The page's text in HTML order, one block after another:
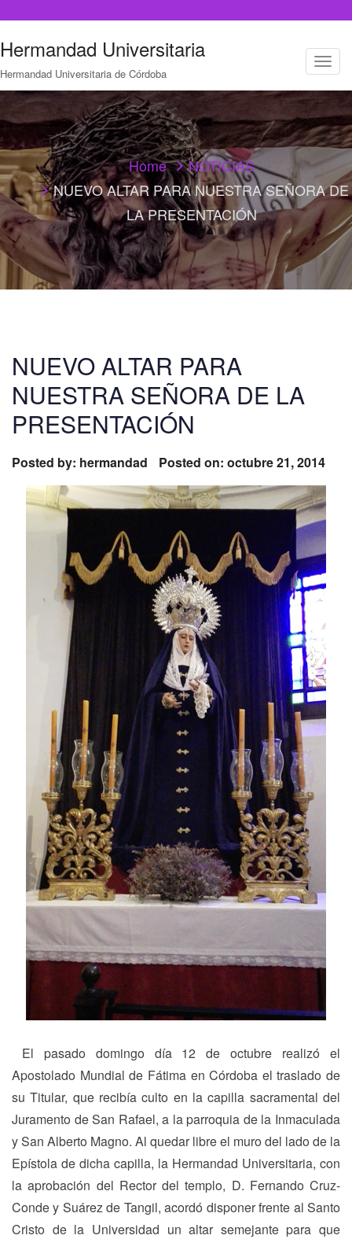
Hermandad Universitaria
Hermandad Universitaria de Córdoba
T
o
g
l
e
n
a
i
t
i
Home
NOTICIAS
NUEVO ALTAR PARA NUESTRA SEÑORA DE
LA PRESENTACIÓN
NUEVO ALTAR PARA
NUESTRA SEÑORA DE LA
PRESENTACIÓN
Posted by: hermandad Posted on: octubre 21, 2014
El pasado domingo día 12 de octubre realizó el
Apostolado Mundial de Fátima en Córdoba el traslado de
su Titular, que recibía culto en la capilla sacramental del
Juramento de San Rafael, a la parroquia de la Inmaculada
y San Alberto Magno. Al quedar libre el muro del lado de la
Epístola de dicha capilla, la Hermandad Universitaria, con
la aprobación del Rector del templo, D. Fernando Cruz-
Conde y Suárez de Tangil, acordó disponer frente al Santo
Cristo de la Universidad un altar semejante para que